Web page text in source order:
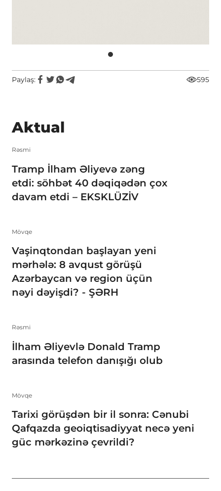
Paylaş: 595
Aktual
Rəsmi
Tramp İlham Əliyevə zəng
etdi: söhbət 40 dəqiqədən çox
davam etdi – EKSKLÜZİV
Mövqe
Vaşinqtondan başlayan yeni
mərhələ: 8 avqust görüşü
Azərbaycan və region üçün
nəyi dəyişdi? - ŞƏRH
Rəsmi
İlham Əliyevlə Donald Tramp
arasında telefon danışığı olub
Mövqe
Tarixi görüşdən bir il sonra: Cənubi
Qafqazda geoiqtisadiyyat necə yeni
güc mərkəzinə çevrildi?